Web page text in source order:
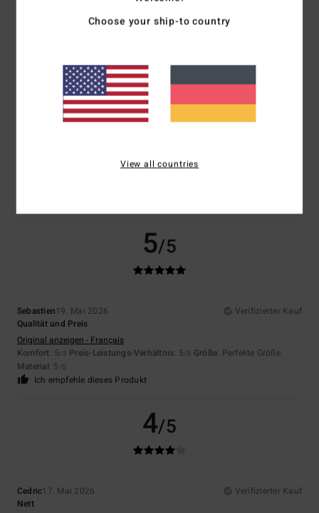
Komfort
Preis-Leistungs-Verhältnis
Größe
Zu klein Zu groß
5.0
4.0
5/5
Sebastien19. Mai 2026
Verifizierter Kauf
Qualität und Preis
Original anzeigen - Français
Komfort: 5/5 Preis-Leistungs-Verhältnis: 5/5 Größe: Perfekte Größe
Material: 5 /5
Ich empfehle dieses Produkt
4/5
Cedric17. Mai 2026
Verifizierter Kauf
Nett
Choose your ship-to country
View all countries